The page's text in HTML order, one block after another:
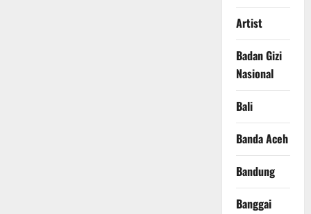
Artist
Badan Gizi
Nasional
Bali
Banda Aceh
Bandung
Banggai